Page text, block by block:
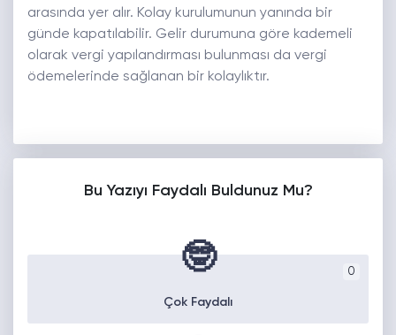
arasında yer alır. Kolay kurulumunun yanında bir
günde kapatılabilir. Gelir durumuna göre kademeli
olarak vergi yapılandırması bulunması da vergi
ödemelerinde sağlanan bir kolaylıktır.
Bu Yazıyı Faydalı Buldunuz Mu?
0
🤓
Çok Faydalı